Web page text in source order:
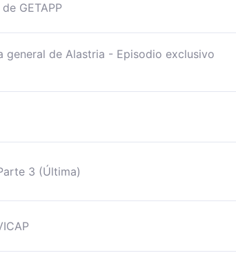
GETAPP
general de Alastria - Episodio exclusivo
3 (Última)